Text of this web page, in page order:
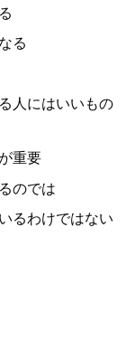
る
人にはいいもの
重要
のでは
るわけではない